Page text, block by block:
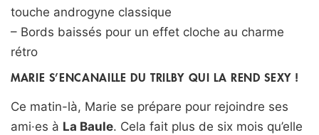
touche androgyne classique
– Bords baissés pour un effet cloche au charme
rétro
MARIE S’ENCANAILLE DU TRILBY QUI LA REND SEXY !
Ce matin-là, Marie se prépare pour rejoindre ses
ami·es à La Baule. Cela fait plus de six mois qu’elle